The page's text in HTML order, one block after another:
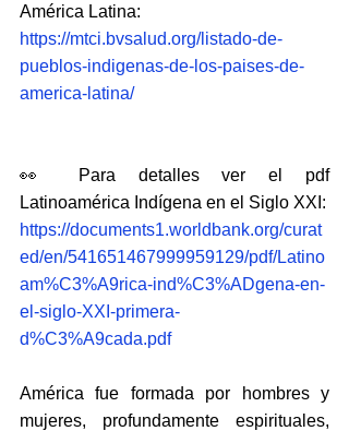
América Latina:
https://mtci.bvsalud.org/listado-de-
pueblos-indigenas-de-los-paises-de-
america-latina/
👀 Para detalles ver el pdf
Latinoamérica Indígena en el Siglo XXI:
https://documents1.worldbank.org/curat
ed/en/541651467999959129/pdf/Latino
am%C3%A9rica-ind%C3%ADgena-en-
el-siglo-XXI-primera-
d%C3%A9cada.pdf
América fue formada por hombres y
mujeres, profundamente espirituales,